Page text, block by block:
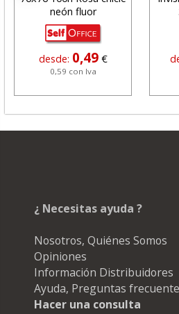
neón fluor
desde: 0,49 €
0,59 con Iva
¿ Necesitas ayuda ?
Nosotros, Quiénes Somos
Opiniones
Información Distribuidores
Ayuda, Preguntas
Hacer una consulta